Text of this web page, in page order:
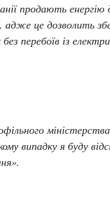
продають
адже це дозволить
перебоїв із
випадку я буду